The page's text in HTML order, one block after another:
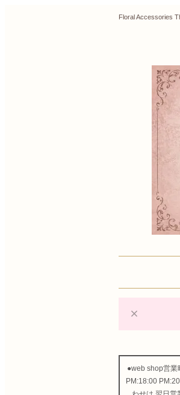
Floral Accessories
●web shop営業
PM:18:00